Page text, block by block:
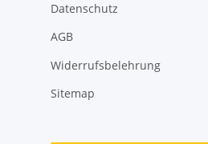
Datenschutz
AGB
Widerrufsbelehrung
Sitemap